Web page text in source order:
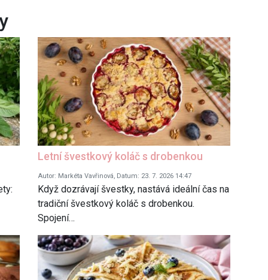
Letní švestkový koláč s drobenkou
Autor: Markéta Vavřinová, Datum: 23. 7. 2026 14:47
Když dozrávají švestky, nastává ideální čas na
tradiční švestkový koláč s drobenkou.
Spojení…